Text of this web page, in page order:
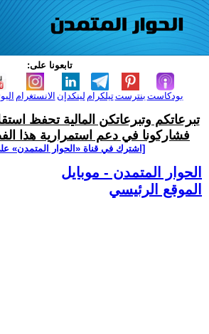
تابعونا على:
الانستغرام لينكدإن تيلكرامبنترست بودكاست
تبرعاتكم وتبرعاتكن المالية تحفظ
فشاركونا في دعم استمرارية هذا
[اشترك في قناة ‫«الحوار المتمدن»
الحوار المتمدن - موبايل
الموقع الرئيسي